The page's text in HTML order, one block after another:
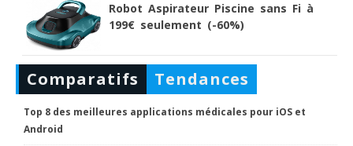
Robot Aspirateur Piscine sans Fi à
199€ seulement (-60%)
Comparatifs Tendances
Top 8 des meilleures applications médicales pour iOS et
Android